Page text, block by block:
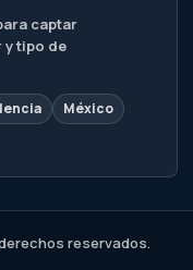
captar
tipo de
México
reservados.